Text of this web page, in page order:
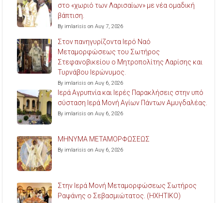
στο «χωριό των Λαρισαίων» με νέα ομαδική
βάπτιση.
By imlarisis on Αυγ 7, 2026
Στον πανηγυρίζοντα Ιερό Ναό
Μεταμορφώσεως του Σωτήρος
Στεφανοβικείου ο Μητροπολίτης Λαρίσης και
Τυρνάβου Ιερώνυμος.
By imlarisis on Αυγ 6, 2026
Ιερά Αγρυπνία και Ιερές Παρακλήσεις στην υπό
σύσταση Ιερά Μονή Αγίων Πάντων Αμυγδαλέας.
By imlarisis on Αυγ 6, 2026
ΜΗΝΥΜΑ ΜΕΤΑΜΟΡΦΩΣΕΩΣ
By imlarisis on Αυγ 6, 2026
Στην Ιερά Μονή Μεταμορφώσεως Σωτήρος
Ραψάνης ο Σεβασμιώτατος. (ΗΧΗΤΙΚΟ)